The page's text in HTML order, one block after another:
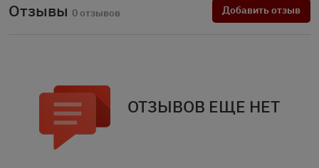
Отзывы 0 отзывов Добавить отзыв
ОТЗЫВОВ ЕЩЕ НЕТ